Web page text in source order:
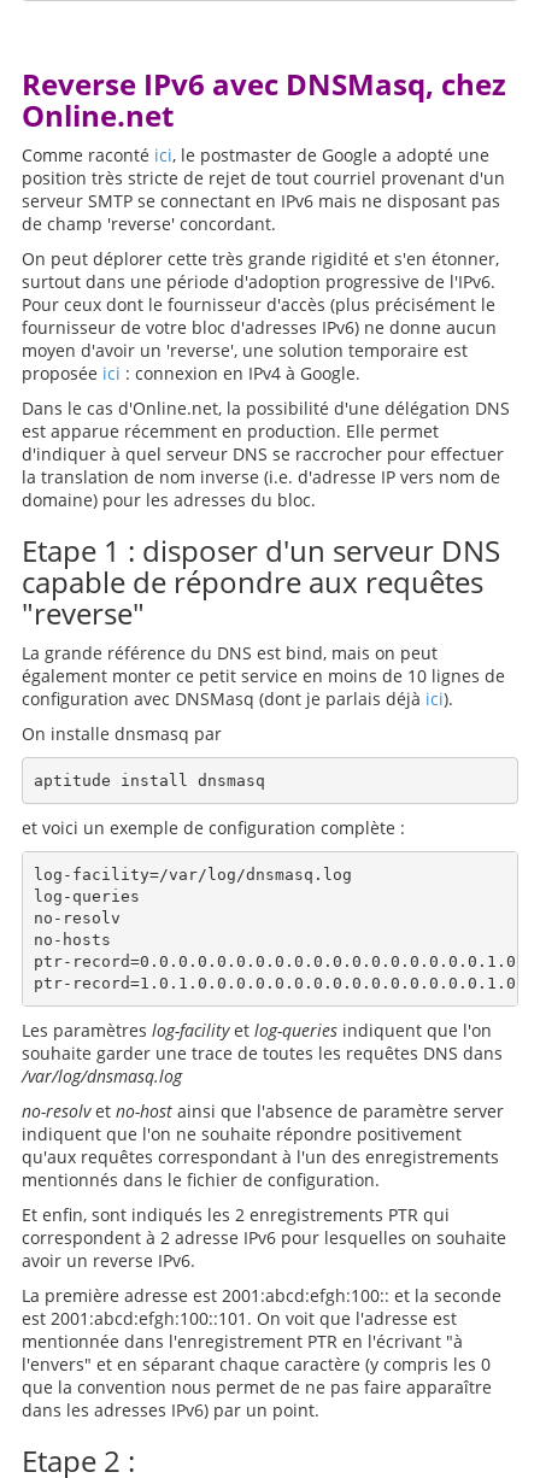
Reverse IPv6 avec DNSMasq, chez
Online.net
Comme raconté ici, le postmaster de Google a adopté une
position très stricte de rejet de tout courriel provenant d'un
serveur SMTP se connectant en IPv6 mais ne disposant pas
de champ 'reverse' concordant.
On peut déplorer cette très grande rigidité et s'en étonner,
surtout dans une période d'adoption progressive de l'IPv6.
Pour ceux dont le fournisseur d'accès (plus précisément le
fournisseur de votre bloc d'adresses IPv6) ne donne aucun
moyen d'avoir un 'reverse', une solution temporaire est
proposée ici : connexion en IPv4 à Google.
Dans le cas d'Online.net, la possibilité d'une délégation DNS
est apparue récemment en production. Elle permet
d'indiquer à quel serveur DNS se raccrocher pour effectuer
la translation de nom inverse (i.e. d'adresse IP vers nom de
domaine) pour les adresses du bloc.
Etape 1 : disposer d'un serveur DNS
capable de répondre aux requêtes
"reverse"
La grande référence du DNS est bind, mais on peut
également monter ce petit service en moins de 10 lignes de
configuration avec DNSMasq (dont je parlais déjà ici).
On installe dnsmasq par
et voici un exemple de configuration complète :
log-facility=/var/log/dnsmasq.log
log-queries
no-resolv
no-hosts
ptr-
Les paramètres log-facilityet log-queriesindiquent que l'on
souhaite garder une trace de toutes les requêtes DNS dans
/var/log/dnsmasq.log
no-resolvet no-hostainsi que l'absence de paramètre server
indiquent que l'on ne souhaite répondre positivement
qu'aux requêtes correspondant à l'un des enregistrements
mentionnés dans le fichier de configuration.
Et enfin, sont indiqués les 2 enregistrements PTR qui
correspondent à 2 adresse IPv6 pour lesquelles on souhaite
avoir un reverse IPv6.
La première adresse est 2001:abcd:efgh:100:: et la seconde
est 2001:abcd:efgh:100::101. On voit que l'adresse est
mentionnée dans l'enregistrement PTR en l'écrivant "à
l'envers" et en séparant chaque caractère (y compris les 0
que la convention nous permet de ne pas faire apparaître
dans les adresses IPv6) par un point.
Etape 2 :